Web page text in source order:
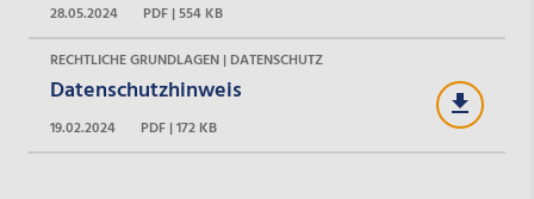
28.05.2024
PDF | 554 KB
RECHTLICHE GRUNDLAGEN | DATENSCHUTZ
Datenschutzhinweis
19.02.2024 PDF | 172 KB